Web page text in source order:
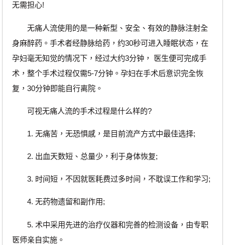
无需担心!
无痛人流使用的是一种新型、安全、有效的静脉注射全
身麻醉药。手术者经静脉给药，约30秒可进入睡眠状态，在
孕妇毫无知觉的情况下，经过大约3分钟， 医生便可完成手
术，整个手术过程仅需5-7分钟。孕妇在手术后意识完全恢
复，30分钟即能自行离院。
可视无痛人流的手术过程是什么样的?
1. 无痛苦，无恐惧感，是目前流产方式中最佳选择;
2. 出血天数短、总量少，利于身体恢复;
3. 时间短，不因就医耗费过多时间，不耽误工作和学习;
4. 无药物遗留和副作用;
5. 术中采用先进的治疗仪器和完善的检测设备，由专职
医师亲自实施。